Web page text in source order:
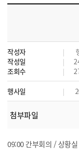
작성자
작성일
조회수
행사일
첨부파일
09:00 간부회의 / 상황실